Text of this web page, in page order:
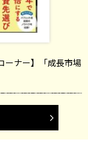
ーナー】「成長市場